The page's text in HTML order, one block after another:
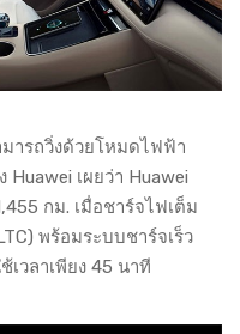
ารถวิ่งด้วยโหมดไฟฟ้า
Huawei เผยว่า Huawei
กม. เมื่อชาร์จไฟเต็ม
พร้อมระบบชาร์จเร็ว
เวลาเพียง 45 นาที